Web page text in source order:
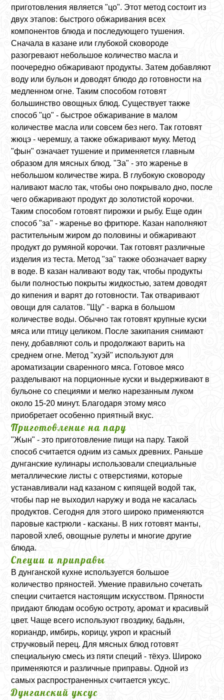
приготовления является "цо". Этот метод состоит из
двух этапов: быстрого обжаривания всех
компонентов блюда и последующего тушения.
Сначала в казане или глубокой сковороде
разогревают небольшое количество масла и
поочередно обжаривают продукты. Затем добавляют
воду или бульон и доводят блюдо до готовности на
медленном огне. Таким способом готовят
большинство овощных блюд. Существует также
способ "цо" - быстрое обжаривание в малом
количестве масла или совсем без него. Так готовят
жюцэ - черемшу, а также обжаривают муку. Метод
"фын" означает тушение и применяется главным
образом для мясных блюд. "За" - это жаренье в
небольшом количестве жира. В глубокую сковороду
наливают масло так, чтобы оно покрывало дно, после
чего обжаривают продукт до золотистой корочки.
Таким способом готовят пирожки и рыбу. Еще один
способ "за" - жаренье во фритюре. Казан наполняют
растительным жиром до половины и обжаривают
продукт до румяной корочки. Так готовят различные
изделия из теста. Метод "за" также обозначает варку
в воде. В казан наливают воду так, чтобы продукты
были полностью покрыты жидкостью, затем доводят
до кипения и варят до готовности. Так отваривают
овощи для салатов. "Щу" - варка в большом
количестве воды. Обычно так готовят крупные куски
мяса или птицу целиком. После закипания снимают
пену, добавляют соль и продолжают варить на
среднем огне. Метод "хуэй" используют для
ароматизации сваренного мяса. Готовое мясо
разделывают на порционные куски и выдерживают в
бульоне со специями и мелко нарезанным луком
около 15-20 минут. Благодаря этому мясо
приобретает особенно приятный вкус.
Приготовление на пару
"Жын" - это приготовление пищи на пару. Такой
способ считается одним из самых древних. Раньше
дунганские кулинары использовали специальные
металлические листы с отверстиями, которые
устанавливали над казаном с кипящей водой так,
чтобы пар не выходил наружу и вода не касалась
продуктов. Сегодня для этого широко применяются
паровые кастрюли - касканы. В них готовят манты,
паровой хлеб, овощные рулеты и многие другие
блюда.
Специи и приправы
В дунганской кухне используется большое
количество пряностей. Умение правильно сочетать
специи считается настоящим искусством. Пряности
придают блюдам особую остроту, аромат и красивый
цвет. Чаще всего используют гвоздику, бадьян,
кориандр, имбирь, корицу, укроп и красный
стручковый перец. Для мясных блюд готовят
специальную смесь из пяти специй - тёхуэ. Широко
применяются и различные приправы. Одной из
самых распространенных считается уксус.
Дунганский уксус